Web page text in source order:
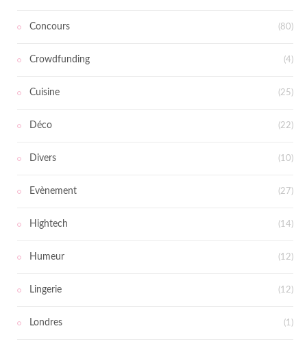
Concours (80)
Crowdfunding (4)
Cuisine (25)
Déco (22)
Divers (10)
Evènement (27)
Hightech (14)
Humeur (12)
Lingerie (12)
Londres (1)